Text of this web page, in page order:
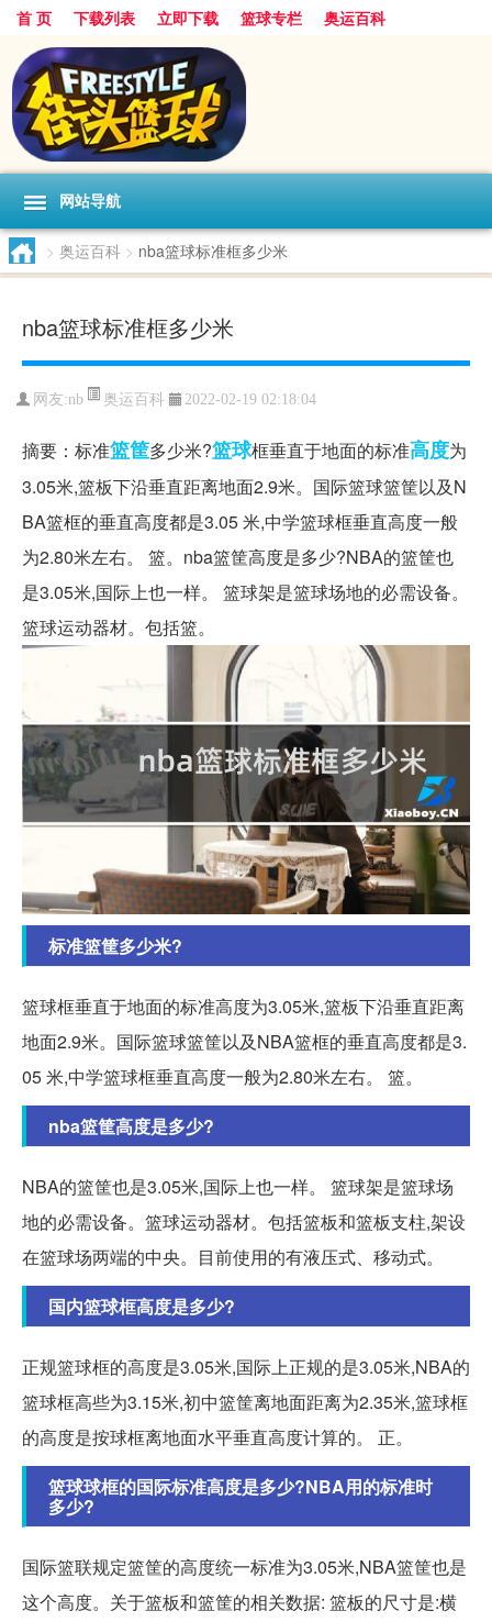
首 页 下载列表 立即下载 篮球专栏 奥运百科
网站导航
> 奥运百科 > nba篮球标准框多少米
nba篮球标准框多少米
网友:nb 奥运百科 2022-02-19 02:18:04
摘要：标准篮筐多少米?篮球框垂直于地面的标准高度为
3.05米,篮板下沿垂直距离地面2.9米。国际篮球篮筐以及N
BA篮框的垂直高度都是3.05 米,中学篮球框垂直高度一般
为2.80米左右。 篮。nba篮筐高度是多少?NBA的篮筐也
是3.05米,国际上也一样。 篮球架是篮球场地的必需设备。
篮球运动器材。包括篮。
标准篮筐多少米?
篮球框垂直于地面的标准高度为3.05米,篮板下沿垂直距离
地面2.9米。国际篮球篮筐以及NBA篮框的垂直高度都是3.
05 米,中学篮球框垂直高度一般为2.80米左右。 篮。
nba篮筐高度是多少?
NBA的篮筐也是3.05米,国际上也一样。 篮球架是篮球场
地的必需设备。篮球运动器材。包括篮板和篮板支柱,架设
在篮球场两端的中央。目前使用的有液压式、移动式。
国内篮球框高度是多少?
正规篮球框的高度是3.05米,国际上正规的是3.05米,NBA的
篮球框高些为3.15米,初中篮筐离地面距离为2.35米,篮球框
的高度是按球框离地面水平垂直高度计算的。 正。
篮球球框的国际标准高度是多少?NBA用的标准时
多少?
国际篮联规定篮筐的高度统一标准为3.05米,NBA篮筐也是
这个高度。关于篮板和篮筐的相关数据: 篮板的尺寸是:横